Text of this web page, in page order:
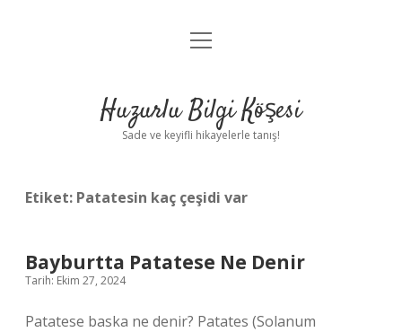
Anasayfa
Yasal Uyarı
menüyü
Huzurlu Bilgi Köşesi
Sade ve keyifli hikayelerle tanış!
Etiket: Patatesin kaç çeşidi var
Bayburtta Patatese Ne Denir
Tarih: Ekim 27, 2024
Patatese baska ne denir? Patates (Solanum